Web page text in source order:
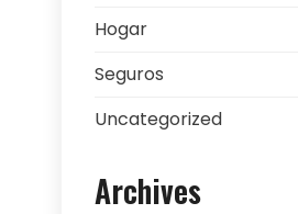
Hogar
Seguros
Uncategorized
Archives